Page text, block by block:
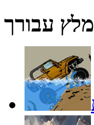
עבורך